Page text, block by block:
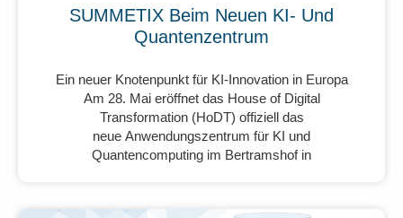
SUMMETIX Beim Neuen KI- Und
Quantenzentrum
Ein neuer Knotenpunkt für KI-Innovation in Europa
Am 28. Mai eröffnet das House of Digital
Transformation (HoDT) offiziell das
neue Anwendungszentrum für KI und
Quantencomputing im Bertramshof in